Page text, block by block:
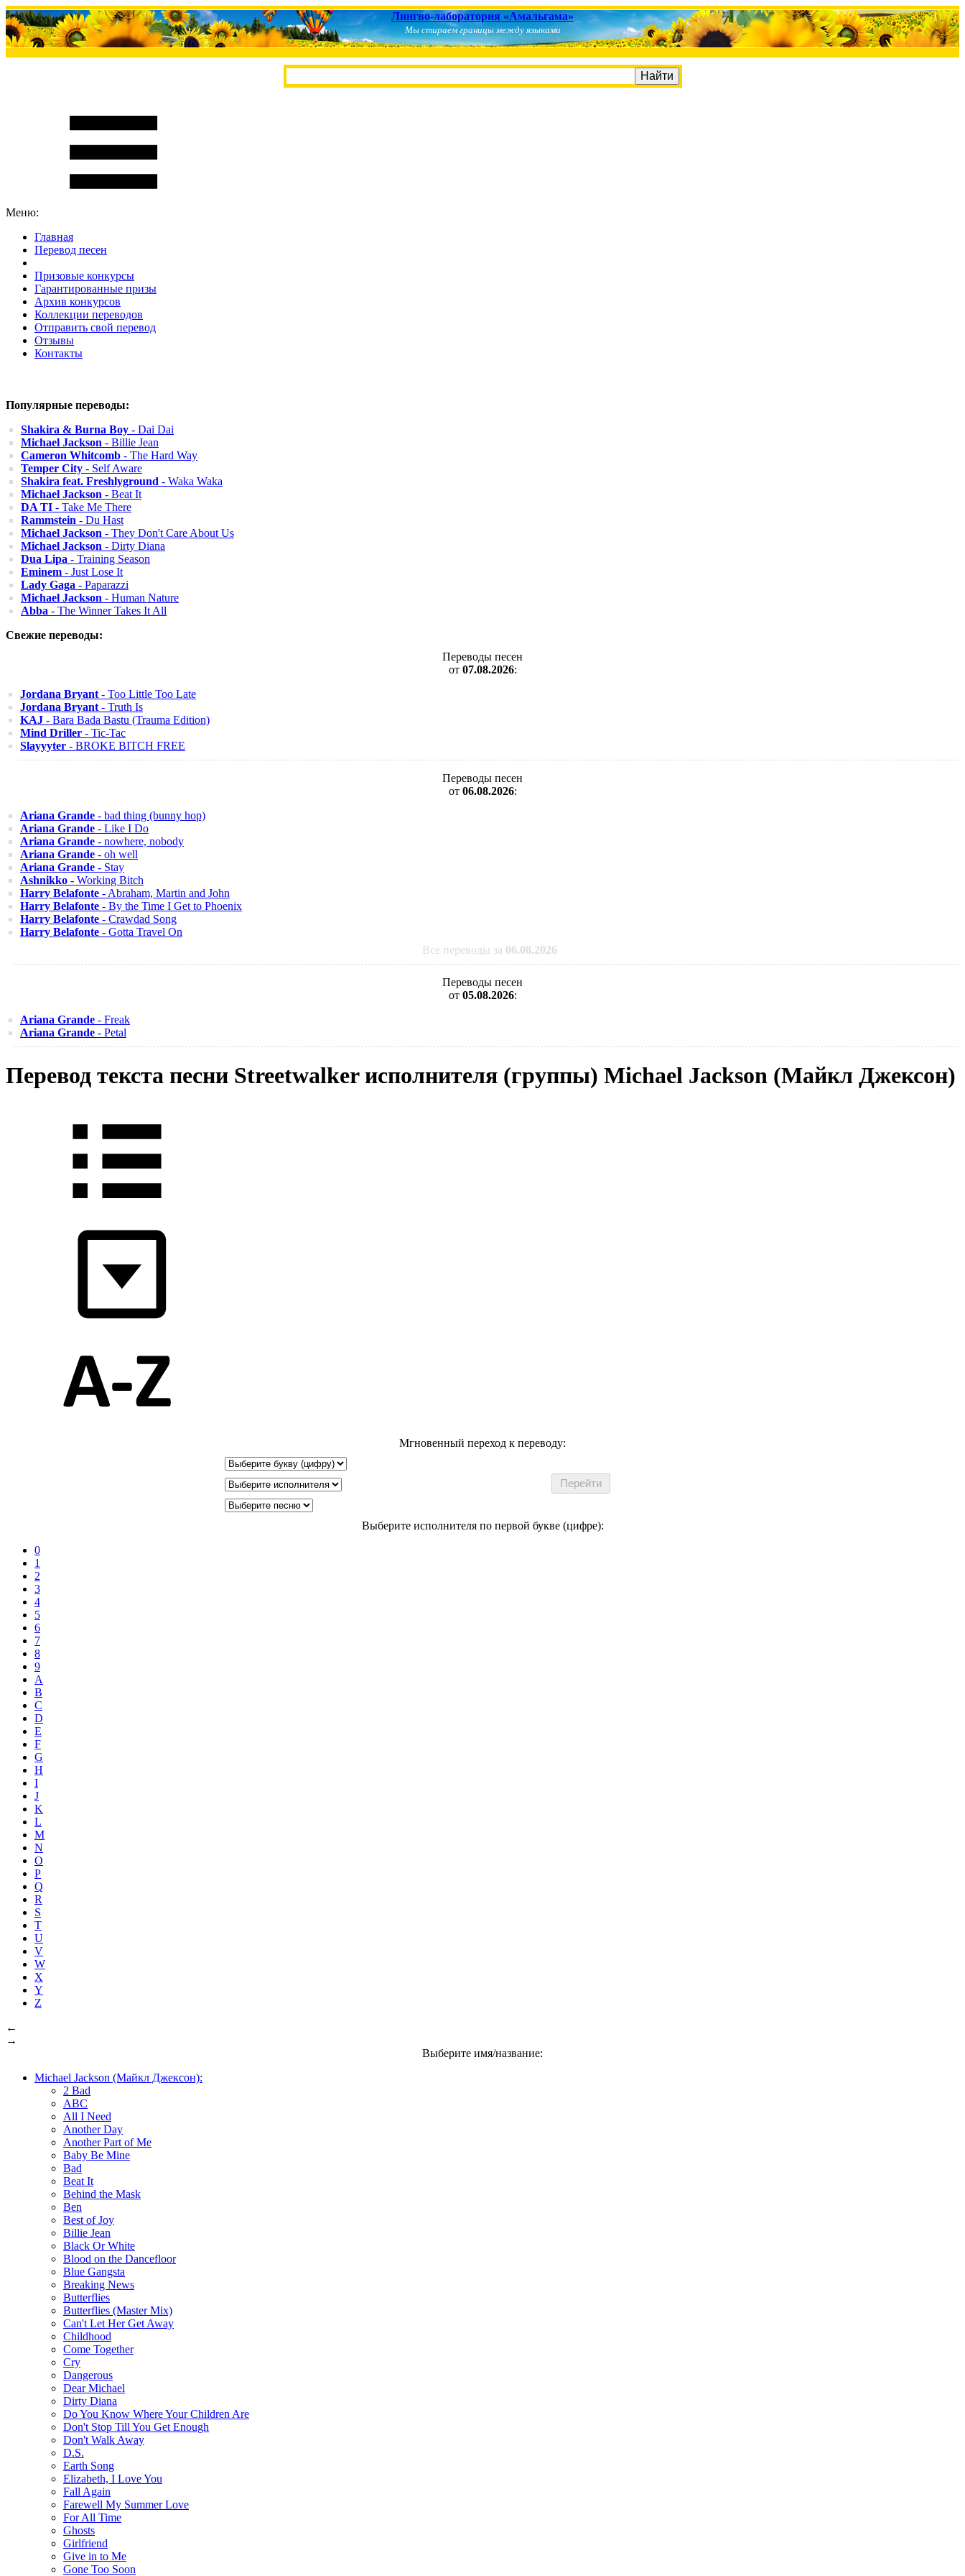
Лингво-лаборатория «Амальгама»
Мы стираем границы между языками
Меню:
Главная
Перевод песен
Призовые конкурсы
Гарантированные призы
Архив конкурсов
Коллекции переводов
Отправить свой перевод
Отзывы
Контакты
Популярные переводы:
Shakira & Burna Boy - Dai Dai
Michael Jackson - Billie Jean
Cameron Whitcomb - The Hard Way
Temper City - Self Aware
Shakira feat. Freshlyground - Waka Waka
Michael Jackson - Beat It
DA TI - Take Me There
Rammstein - Du Hast
Michael Jackson - They Don't Care About Us
Michael Jackson - Dirty Diana
Dua Lipa - Training Season
Eminem - Just Lose It
Lady Gaga - Paparazzi
Michael Jackson - Human Nature
Abba - The Winner Takes It All
Свежие переводы:
Переводы песен
от 07.08.2026:
Jordana Bryant - Too Little Too Late
Jordana Bryant - Truth Is
KAJ - Bara Bada Bastu (Trauma Edition)
Mind Driller - Tic-Tac
Slayyyter - BROKE BITCH FREE
Переводы песен
от 06.08.2026:
Ariana Grande - bad thing (bunny hop)
Ariana Grande - Like I Do
Ariana Grande - nowhere, nobody
Ariana Grande - oh well
Ariana Grande - Stay
Ashnikko - Working Bitch
Harry Belafonte - Abraham, Martin and John
Harry Belafonte - By the Time I Get to Phoenix
Harry Belafonte - Crawdad Song
Harry Belafonte - Gotta Travel On
Все переводы за 06.08.2026
Переводы песен
от 05.08.2026:
Ariana Grande - Freak
Ariana Grande - Petal
Перевод текста песни Streetwalker исполнителя (группы) Michael Jackson (Майкл Джексон)
Мгновенный переход к переводу:
Выберите исполнителя по первой букве (цифре):
0
1
2
3
4
5
6
7
8
9
A
B
C
D
E
F
G
H
I
J
K
L
M
N
O
P
Q
R
S
T
U
V
W
X
Y
Z
←
→
Выберите имя/название:
Michael Jackson (Майкл Джексон):
2 Bad
ABC
All I Need
Another Day
Another Part of Me
Baby Be Mine
Bad
Beat It
Behind the Mask
Ben
Best of Joy
Billie Jean
Black Or White
Blood on the Dancefloor
Blue Gangsta
Breaking News
Butterflies
Butterflies (Master Mix)
Can't Let Her Get Away
Childhood
Come Together
Cry
Dangerous
Dear Michael
Dirty Diana
Do You Know Where Your Children Are
Don't Stop Till You Get Enough
Don't Walk Away
D.S.
Earth Song
Elizabeth, I Love You
Fall Again
Farewell My Summer Love
For All Time
Ghosts
Girlfriend
Give in to Me
Gone Too Soon